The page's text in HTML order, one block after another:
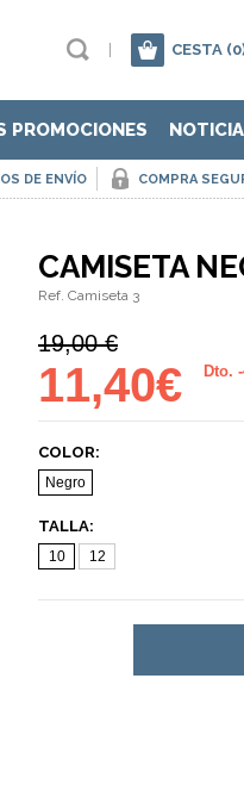
CESTA
PROMOCIONES
DE ENVÍO COMPRA
CAMISETA
Ref. Camiseta 3
19,00 €
11,40€ Dto.
COLOR:
Negro
TALLA:
10 12